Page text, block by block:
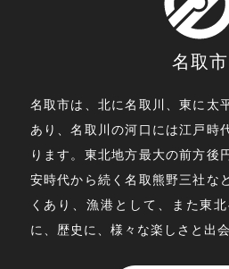
名取市
名取市は、北に名取川、東に太
あり、名取川の河口には江戸時
ります。東北地方最大の前方後
安時代から続く名取熊野三社な
くあり、漁港として、また東
に、歴史に、様々な楽しさと出